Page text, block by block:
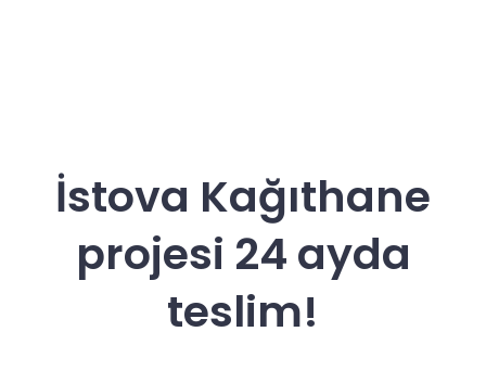
İstova Kağıthane
projesi 24 ayda
teslim!